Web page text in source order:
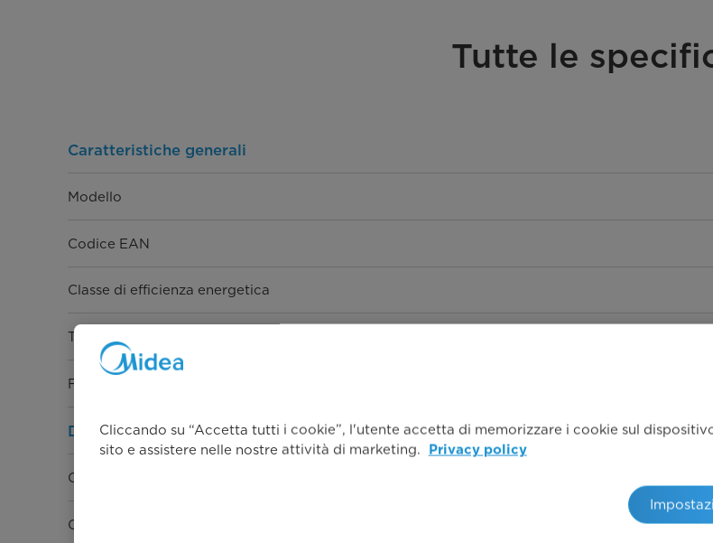
Tutte le
Caratteristiche generali
Modello
Codice EAN
Classe di efficienza energetica
Tipo
Finitura Porte
Dimensioni
Capacità Lorda Totale (It.)
Capacità Lorda Frigorifero (It.)
Cliccando su “Accetta tutti i cookie”, l'utente accetta di memorizzare i cookie sul
sito e assistere nelle nostre attività di marketing.
Privacy policy